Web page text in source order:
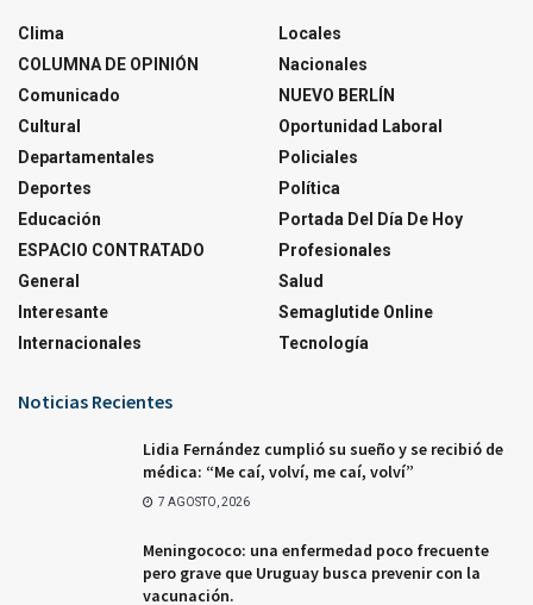
Clima
COLUMNA DE OPINIÓN
Comunicado
Cultural
Departamentales
Deportes
Educación
ESPACIO CONTRATADO
General
Interesante
Internacionales
Locales
Nacionales
NUEVO BERLÍN
Oportunidad Laboral
Policiales
Política
Portada Del Día De Hoy
Profesionales
Salud
Semaglutide Online
Tecnología
Noticias Recientes
Lidia Fernández cumplió su sueño y se recibió de
médica: “Me caí, volví, me caí, volví”
7 AGOSTO, 2026
Meningococo: una enfermedad poco frecuente
pero grave que Uruguay busca prevenir con la
vacunación.